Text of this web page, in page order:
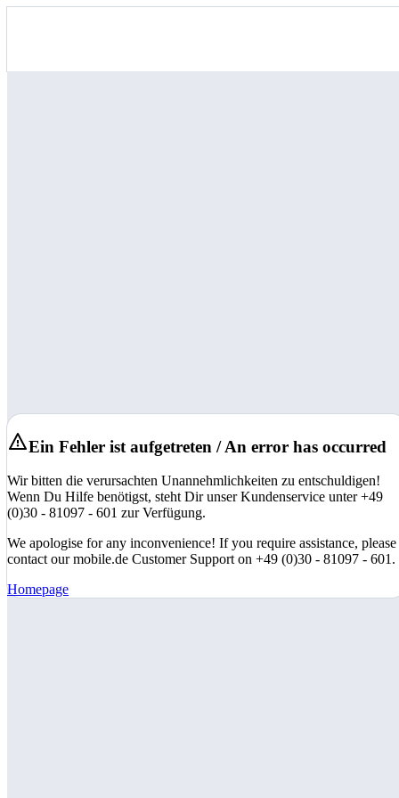
Ein Fehler ist aufgetreten / An error has occurred
Wir bitten die verursachten Unannehmlichkeiten zu entschuldigen!
Wenn Du Hilfe benötigst, steht Dir unser Kundenservice unter +49
(0)30 - 81097 - 601 zur Verfügung.
We apologise for any inconvenience! If you require assistance, please
contact our mobile.de Customer Support on +49 (0)30 - 81097 - 601.
Homepage